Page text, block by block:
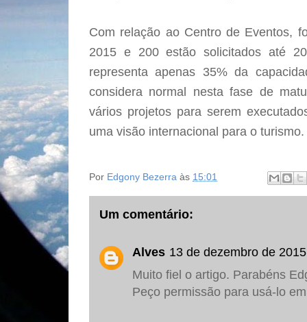
Com relação ao Centro de Eventos,
2015 e 200 estão solicitados até
representa apenas 35% da
considera normal nesta fase de
vários projetos para serem
uma visão internacional para o turismo.
Por Edgony Bezerra às 15:01
Um comentário:
Alves 13 de dezembro de
Muito fiel o artigo. Parabéns
Peço permissão para usá-lo